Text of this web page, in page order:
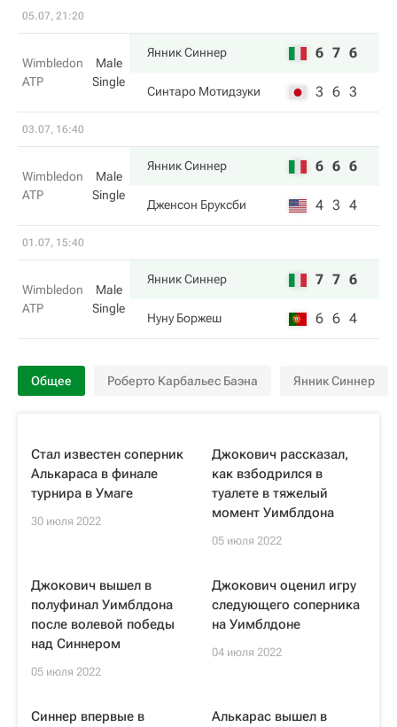
05.07, 21:20
Wimbledon
ATP
Male
Single
Янник Синнер 6 7 6
Синтаро Мотидзуки 3 6 3
03.07, 16:40
Wimbledon
ATP
Male
Single
Янник Синнер 6 6 6
Дженсон Бруксби 4 3 4
01.07, 15:40
Wimbledon
ATP
Male
Single
Янник Синнер 7 7 6
Нуну Боржеш 6 6 4
Общее Роберто Карбальес Баэна Янник Синнер
Стал известен соперник
Алькараса в финале
турнира в Умаге
30 июля 2022
Джокович рассказал,
как взбодрился в
туалете в тяжелый
момент Уимблдона
05 июля 2022
Джокович вышел в
полуфинал Уимблдона
после волевой победы
над Синнером
05 июля 2022
Джокович оценил игру
следующего соперника
на Уимблдоне
04 июля 2022
Синнер впервые в
Алькарас вышел в